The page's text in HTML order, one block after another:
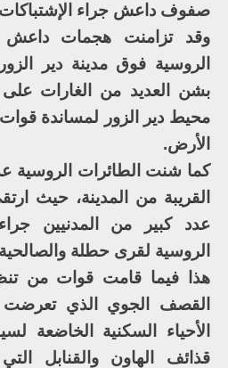
صفوف داعش جراء الإشتباكات
وقد تزامنت هجمات داعش
الروسية فوق مدينة دير
بشن العديد من الغارات
محيط دير الزور لمساندة
الأرض.
كما شنت الطائرات الروسية
القريبة من المدينة، حيث
عدد كبير من المدنيين
الروسية لقرى حطلة
هذا فيما قامت قوات من
القصف الجوي الذي تعرضت
الأحياء السكنية الخاضعة
قذائف الهاون والقنابل